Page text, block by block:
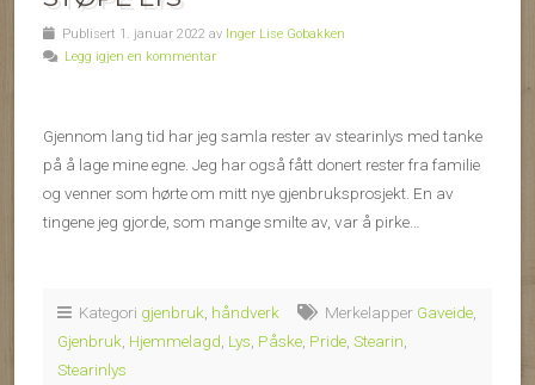
Publisert 1. januar 2022 av Inger Lise Gobakken
Legg igjen en kommentar
Gjennom lang tid har jeg samla rester av stearinlys med tanke
på å lage mine egne. Jeg har også fått donert rester fra familie
og venner som hørte om mitt nye gjenbruksprosjekt. En av
tingene jeg gjorde, som mange smilte av, var å pirke…
Kategori gjenbruk håndverk Merkelapper Gaveide
Gjenbruk Hjemmelagd Lys Påske Pride Stearin
Stearinlys